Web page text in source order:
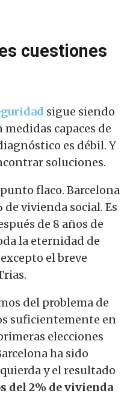
cuestiones
sigue siendo
capaces de
es débil. Y
soluciones.
flaco. Barcelona
vivienda social. Es
de 8 años de
la eternidad de
el breve
del problema de
suficientemente en
elecciones
ha sido
y el resultado
del 2% de vivienda